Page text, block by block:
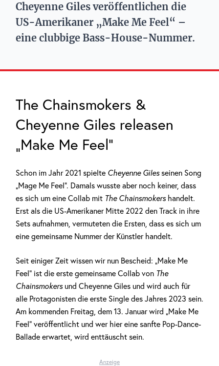
Cheyenne Giles veröffentlichen die
US-Amerikaner „Make Me Feel“ –
eine clubbige Bass-House-Nummer.
The Chainsmokers &
Cheyenne Giles releasen
„Make Me Feel“
Schon im Jahr 2021 spielte Cheyenne Gilesseinen Song
„Mage Me Feel“. Damals wusste aber noch keiner, dass
es sich um eine Collab mit The Chainsmokers handelt.
Erst als die US-Amerikaner Mitte 2022 den Track in ihre
Sets aufnahmen, vermuteten die Ersten, dass es sich um
eine gemeinsame Nummer der Künstler handelt.
Seit einiger Zeit wissen wir nun Bescheid: „Make Me
Feel“ ist die erste gemeinsame Collab von The
Chainsmokersund Cheyenne Giles und wird auch für
alle Protagonisten die erste Single des Jahres 2023 sein.
Am kommenden Freitag, dem 13. Januar wird „Make Me
Feel“ veröffentlicht und wer hier eine sanfte Pop-Dance-
Ballade erwartet, wird enttäuscht sein.
Anzeige